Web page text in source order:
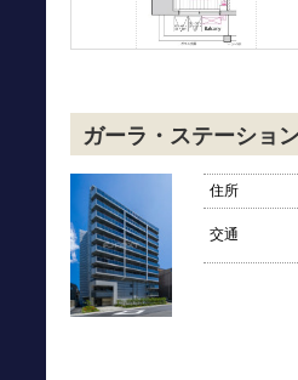
ガーラ・ステーショ
住所
交通